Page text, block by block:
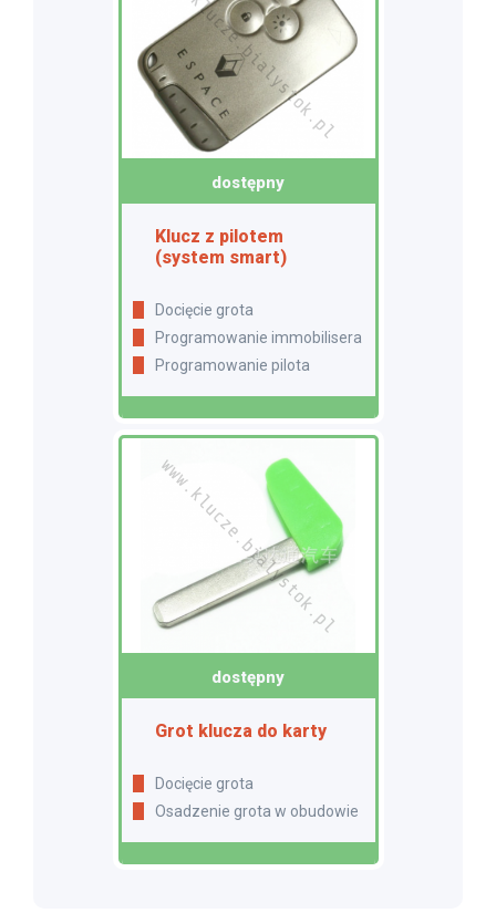
dostępny
Klucz z pilotem
(system smart)
Docięcie grota
Programowanie immobilisera
Programowanie pilota
dostępny
Grot klucza do karty
Docięcie grota
Osadzenie grota w obudowie